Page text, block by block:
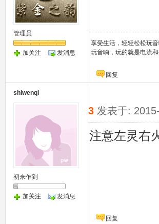
管理员
加关注 发消息
享受生活，轻轻松松玩
玩音响，玩的就是电流和
回复
shiwenqi
初来乍到
加关注 发消息
3 发表于:
注意左灵右
回复